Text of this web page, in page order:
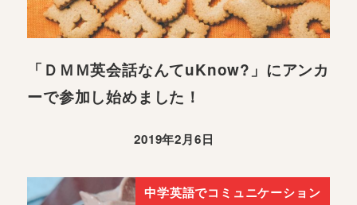
「ＤＭＭ英会話なんてuKnow?」にアンカ
ーで参加し始めました！
2019年2月6日
中学英語でコミュニケーション